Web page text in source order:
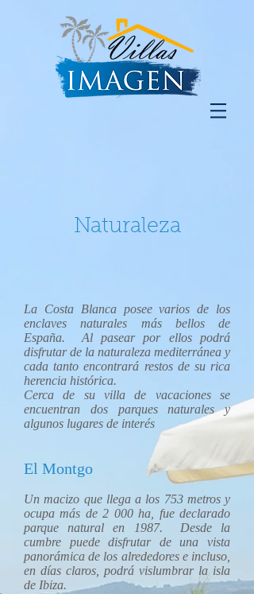
Naturaleza
La Costa Blanca posee varios de los
enclaves naturales más bellos de
España. Al pasear por ellos podrá
disfrutar de la naturaleza mediterránea y
cada tanto encontrará restos de su rica
herencia histórica.
Cerca de su villa de vacaciones se
encuentran dos parques naturales y
algunos lugares de interés
El Montgo
Un macizo que llega a los 753 metros y
ocupa más de 2 000 ha, fue declarado
parque natural en 1987. Desde la
cumbre puede disfrutar de una vista
panorámica de los alrededores e incluso,
en días claros, podrá vislumbrar la isla
de Ibiza.